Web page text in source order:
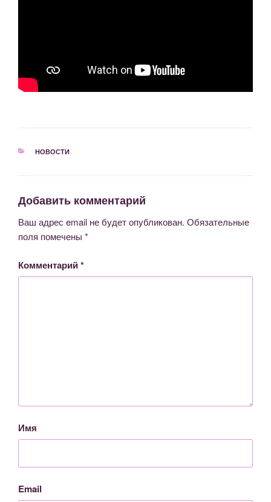
РУБРИКИ
НОВОСТИ
Добавить комментарий
Ваш адрес email не будет опубликован. Обязательные
поля помечены *
Комментарий*
Имя
Email